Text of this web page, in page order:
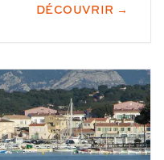
DÉCOUVRIR →